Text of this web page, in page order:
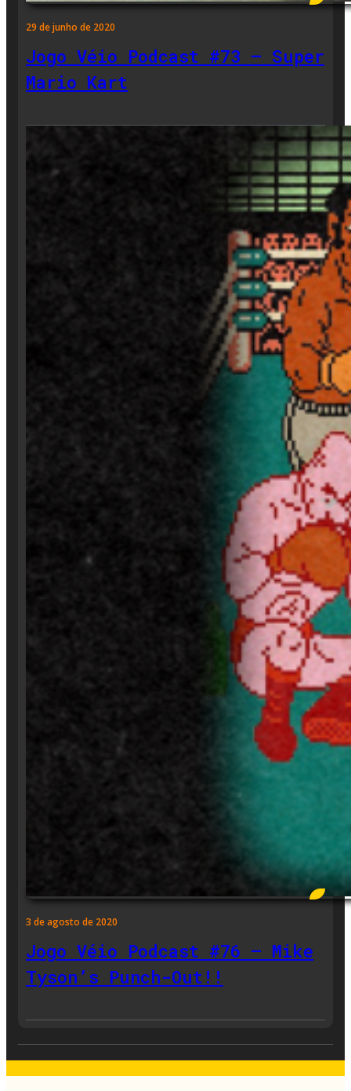
29 de junho de 2020
Jogo Véio Podcast #73 – Super
Mario Kart
3 de agosto de 2020
Jogo Véio Podcast #76 – Mike
Tyson’s Punch-Out!!